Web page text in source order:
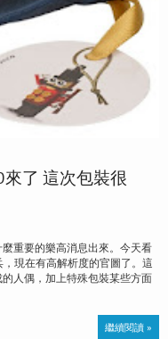
了 這次包裝很
重要的樂高消息出來。今天看
現在有高解析度的官圖了。這
人偶，加上特殊包裝某些方面
繼續閱讀 »